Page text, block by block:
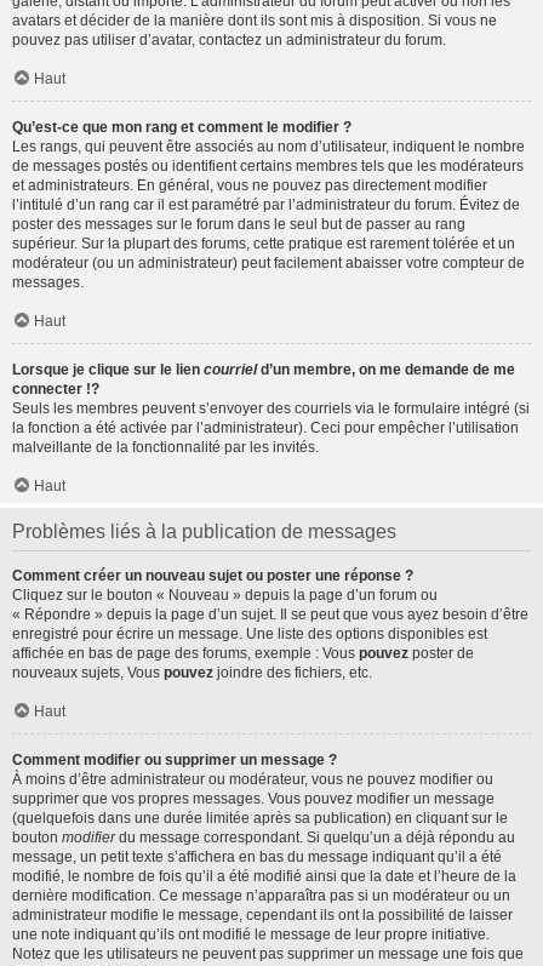
avatars et décider de la manière dont ils sont mis à disposition. Si vous ne
pouvez pas utiliser d’avatar, contactez un administrateur du forum.
Haut
Qu’est-ce que mon rang et comment le modifier ?
Les rangs, qui peuvent être associés au nom d’utilisateur, indiquent le nombre
de messages postés ou identifient certains membres tels que les modérateurs
et administrateurs. En général, vous ne pouvez pas directement modifier
l’intitulé d’un rang car il est paramétré par l’administrateur du forum. Évitez de
poster des messages sur le forum dans le seul but de passer au rang
supérieur. Sur la plupart des forums, cette pratique est rarement tolérée et un
modérateur (ou un administrateur) peut facilement abaisser votre compteur de
messages.
Haut
Lorsque je clique sur le lien courrield’un membre, on me demande de me
connecter !?
Seuls les membres peuvent s’envoyer des courriels via le formulaire intégré (si
la fonction a été activée par l’administrateur). Ceci pour empêcher l’utilisation
malveillante de la fonctionnalité par les invités.
Haut
Problèmes liés à la publication de messages
Comment créer un nouveau sujet ou poster une réponse ?
Cliquez sur le bouton « Nouveau » depuis la page d’un forum ou
« Répondre » depuis la page d’un sujet. Il se peut que vous ayez besoin d’être
enregistré pour écrire un message. Une liste des options disponibles est
affichée en bas de page des forums, exemple : Vous pouvez poster de
nouveaux sujets, Vous pouvez joindre des fichiers, etc.
Haut
Comment modifier ou supprimer un message ?
À moins d’être administrateur ou modérateur, vous ne pouvez modifier ou
supprimer que vos propres messages. Vous pouvez modifier un message
(quelquefois dans une durée limitée après sa publication) en cliquant sur le
bouton modifierdu message correspondant. Si quelqu’un a déjà répondu au
message, un petit texte s’affichera en bas du message indiquant qu’il a été
modifié, le nombre de fois qu’il a été modifié ainsi que la date et l’heure de la
dernière modification. Ce message n’apparaîtra pas si un modérateur ou un
administrateur modifie le message, cependant ils ont la possibilité de laisser
une note indiquant qu’ils ont modifié le message de leur propre initiative.
Notez que les utilisateurs ne peuvent pas supprimer un message une fois que